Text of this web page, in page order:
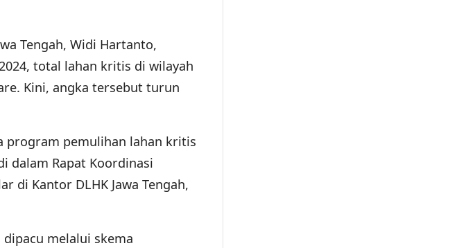
Tengah, Widi Hartanto,
total lahan kritis di wilayah
Kini, angka tersebut turun
program pemulihan lahan kritis
dalam Rapat Koordinasi
di Kantor DLHK Jawa Tengah,
melalui skema